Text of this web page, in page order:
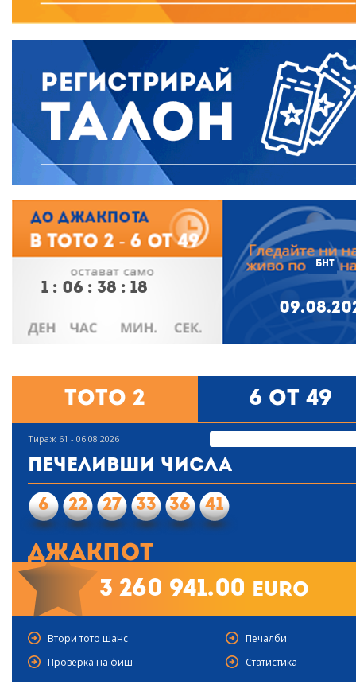
1 : 06 : 38 : 17
БНТ
Тото 2 6 от 49
Тираж 61 - 06.08.2026
Печеливши числа
6 22 27 33 36 41
Джакпот
3 260 941.00 euro
Втори тото шанс
Печалби
Проверка на фиш
Статистика